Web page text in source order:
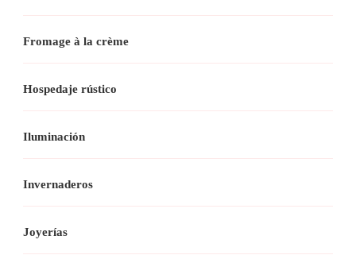
Fromage à la crème
Hospedaje rústico
Iluminación
Invernaderos
Joyerías